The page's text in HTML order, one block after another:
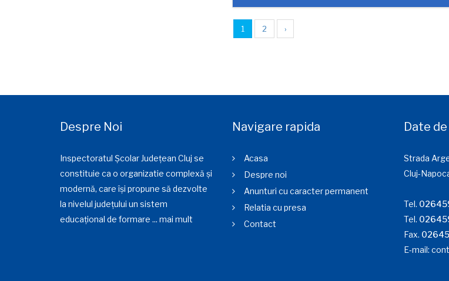
1 2 ›
Despre Noi
Inspectoratul Școlar Județean Cluj se
constituie ca o organizatie complexă și
modernă, care își propune să dezvolte
la nivelul județului un sistem
educațional de formare ... mai mult
Navigare rapida
Acasa
Despre noi
Anunturi cu caracter permanent
Relatia cu presa
Contact
Date
Strada
Cluj-
Tel.
Tel.
Fax.
E-mail: